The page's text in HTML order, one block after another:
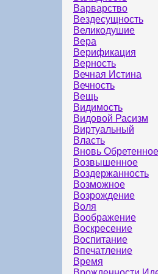
Варварство
Вездесущность
Великодушие
Вера
Верификация
Верность
Вечная Истина
Вечность
Вещь
Видимость
Видовой Расизм
Виртуальный
Власть
Вновь
Возвышенное
Воздержанность
Возможное
Возрождение
Воля
Воображение
Воскресение
Воспитание
Впечатление
Время